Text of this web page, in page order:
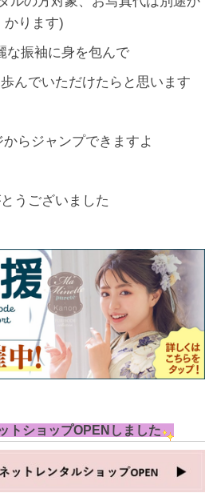
かります)
な振袖に身を包んで
んでいただけたらと思います
らジャンプできますよ
うございました
トショップOPENしました